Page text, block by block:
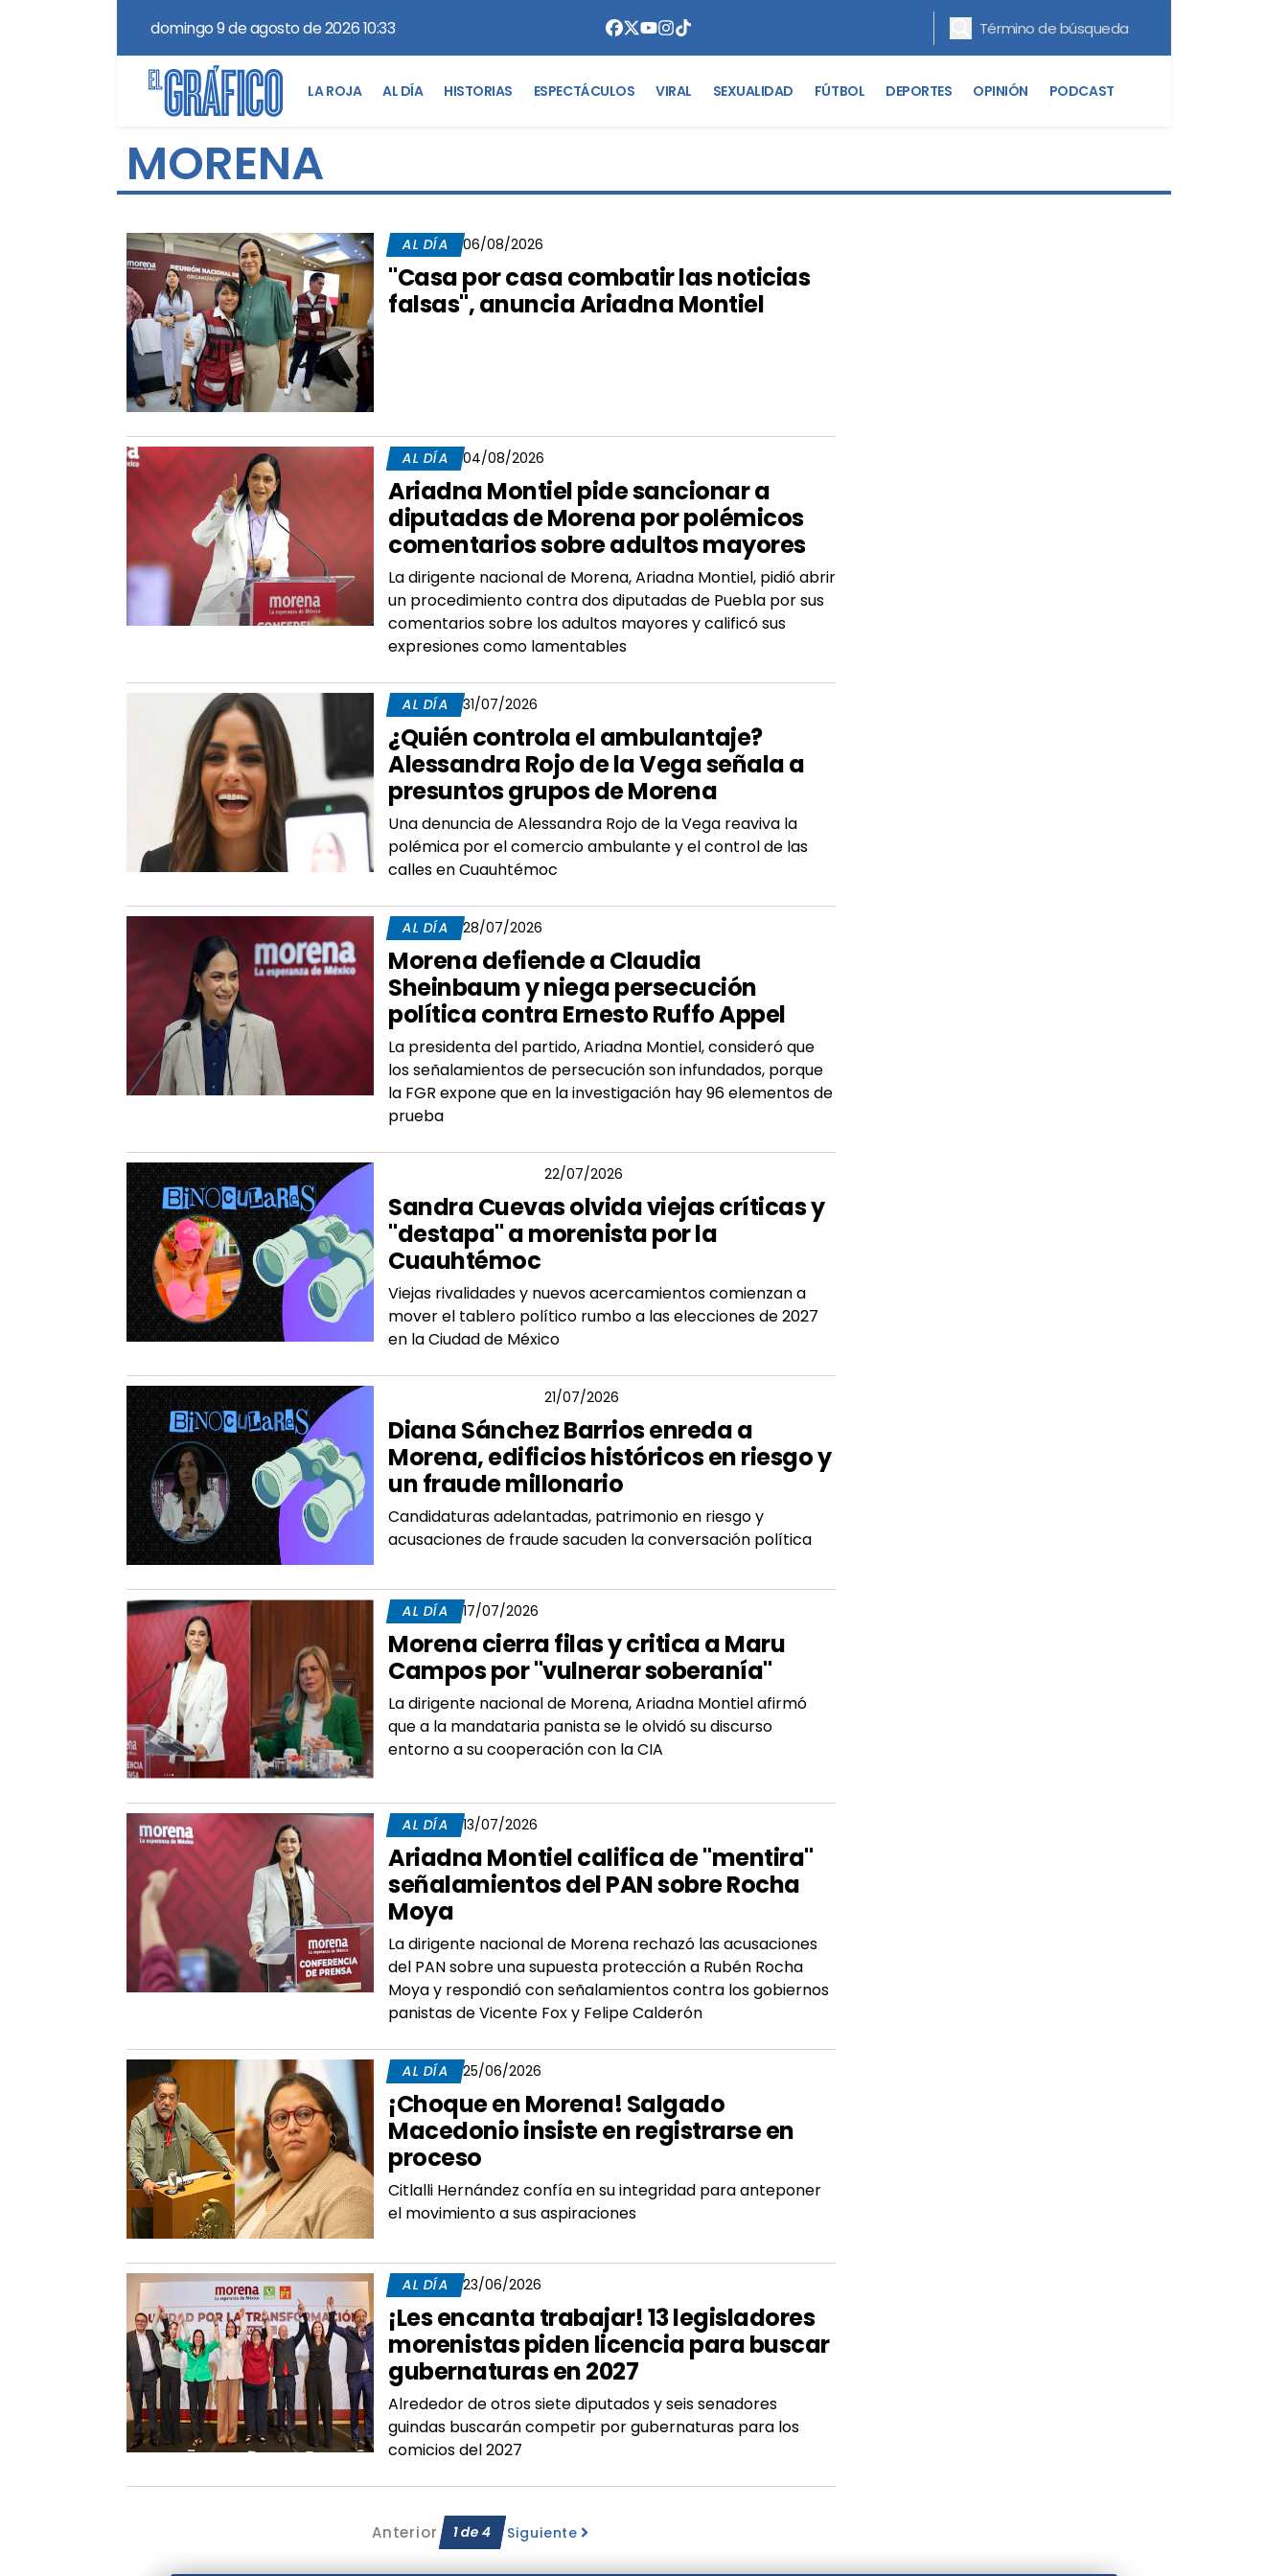
domingo 9 de agosto de 2026 10:33
LA ROJA AL DÍA HISTORIAS ESPECTÁCULOS VIRAL SEXUALIDAD FÚTBOL DEPORTES OPINIÓN PODCAST
MORENA
AL DÍA 06/08/2026
"Casa por casa combatir las noticias
falsas", anuncia Ariadna Montiel
AL DÍA 04/08/2026
Ariadna Montiel pide sancionar a
diputadas de Morena por polémicos
comentarios sobre adultos mayores
La dirigente nacional de Morena, Ariadna Montiel, pidió abrir
un procedimiento contra dos diputadas de Puebla por sus
comentarios sobre los adultos mayores y calificó sus
expresiones como lamentables
AL DÍA 31/07/2026
¿Quién controla el ambulantaje?
Alessandra Rojo de la Vega señala a
presuntos grupos de Morena
Una denuncia de Alessandra Rojo de la Vega reaviva la
polémica por el comercio ambulante y el control de las
calles en Cuauhtémoc
AL DÍA 28/07/2026
Morena defiende a Claudia
Sheinbaum y niega persecución
política contra Ernesto Ruffo Appel
La presidenta del partido, Ariadna Montiel, consideró que
los señalamientos de persecución son infundados, porque
la FGR expone que en la investigación hay 96 elementos de
prueba
22/07/2026
Sandra Cuevas olvida viejas críticas y
"destapa" a morenista por la
Cuauhtémoc
Viejas rivalidades y nuevos acercamientos comienzan a
mover el tablero político rumbo a las elecciones de 2027
en la Ciudad de México
21/07/2026
Diana Sánchez Barrios enreda a
Morena, edificios históricos en riesgo y
un fraude millonario
Candidaturas adelantadas, patrimonio en riesgo y
acusaciones de fraude sacuden la conversación política
AL DÍA 17/07/2026
Morena cierra filas y critica a Maru
Campos por "vulnerar soberanía"
La dirigente nacional de Morena, Ariadna Montiel afirmó
que a la mandataria panista se le olvidó su discurso
entorno a su cooperación con la CIA
AL DÍA 13/07/2026
Ariadna Montiel califica de "mentira"
señalamientos del PAN sobre Rocha
Moya
La dirigente nacional de Morena rechazó las acusaciones
del PAN sobre una supuesta protección a Rubén Rocha
Moya y respondió con señalamientos contra los gobiernos
panistas de Vicente Fox y Felipe Calderón
AL DÍA 25/06/2026
¡Choque en Morena! Salgado
Macedonio insiste en registrarse en
proceso
Citlalli Hernández confía en su integridad para anteponer
el movimiento a sus aspiraciones
AL DÍA 23/06/2026
¡Les encanta trabajar! 13 legisladores
morenistas piden licencia para buscar
gubernaturas en 2027
Alrededor de otros siete diputados y seis senadores
guindas buscarán competir por gubernaturas para los
comicios del 2027
Anterior 1de4 Siguiente